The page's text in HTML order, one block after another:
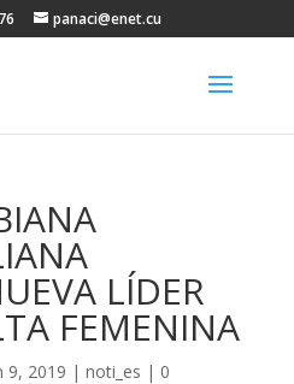
panaci@enet.cu
LÍDER
FEMENINA
9, 2019 | noti_es | 0